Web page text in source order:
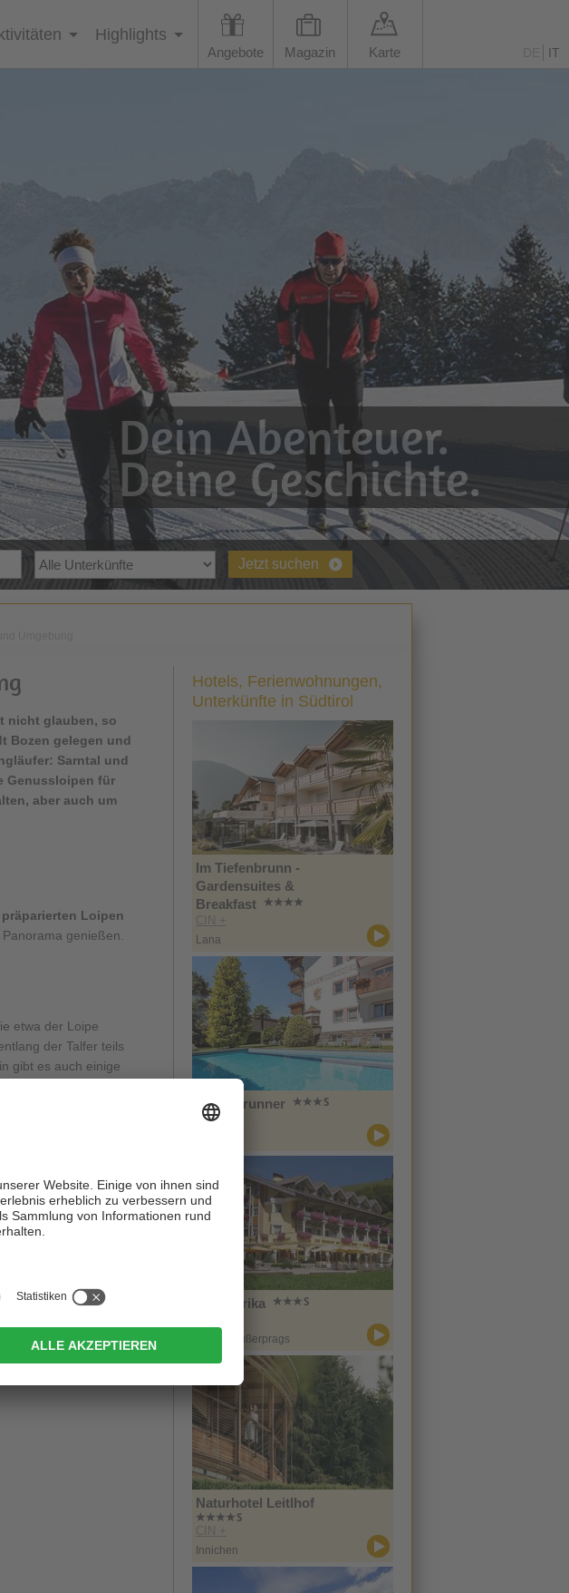
Highlights
Angebote Magazin Karte IT
Dein Abenteuer.
Deine Geschichte.
Jetzt suchen
nicht glauben, so
Bozen gelegen und
: Sarntal und
Genussloipen für
aber auch um
Loipen
genießen.
etwa der Loipe
der Talfer teils
gibt es auch einige
einen
Herrlich ist die
Hotels, Ferienwohnungen,
Unterkünfte in Südtirol
Im Tiefenbrunn -
Gardensuites &
Breakfast
CIN +
Lana
Hotel Brunner
CIN +
Hotel Erika
Prags / Außerprags
Naturhotel Leitlhof
CIN +
Innichen